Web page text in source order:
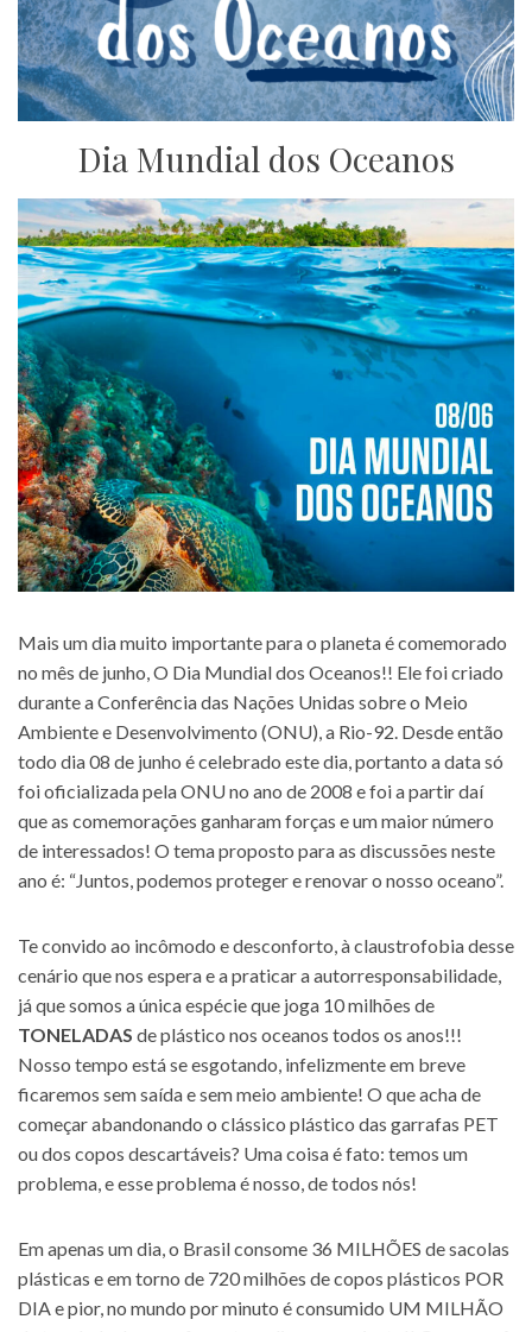
Dia Mundial dos Oceanos
Mais um dia muito importante para o planeta é comemorado
no mês de junho, O Dia Mundial dos Oceanos!! Ele foi criado
durante a Conferência das Nações Unidas sobre o Meio
Ambiente e Desenvolvimento (ONU), a Rio-92. Desde então
todo dia 08 de junho é celebrado este dia, portanto a data só
foi oficializada pela ONU no ano de 2008 e foi a partir daí
que as comemorações ganharam forças e um maior número
de interessados! O tema proposto para as discussões neste
ano é: “Juntos, podemos proteger e renovar o nosso oceano”.
Te convido ao incômodo e desconforto, à claustrofobia desse
cenário que nos espera e a praticar a autorresponsabilidade,
já que somos a única espécie que joga 10 milhões de
TONELADAS de plástico nos oceanos todos os anos!!!
Nosso tempo está se esgotando, infelizmente em breve
ficaremos sem saída e sem meio ambiente! O que acha de
começar abandonando o clássico plástico das garrafas PET
ou dos copos descartáveis? Uma coisa é fato: temos um
problema, e esse problema é nosso, de todos nós!
Em apenas um dia, o Brasil consome 36 MILHÕES de sacolas
plásticas e em torno de 720 milhões de copos plásticos POR
DIA e pior, no mundo por minuto é consumido UM MILHÃO